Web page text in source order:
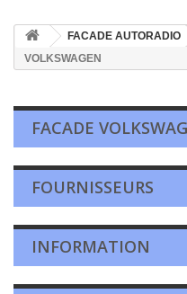
FACADE AUTORADIO
VOLKSWAGEN
FACADE
FOURNISSEURS
INFORMATION